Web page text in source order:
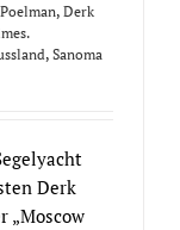
, Derk
, Sanoma
Derk
„Moscow